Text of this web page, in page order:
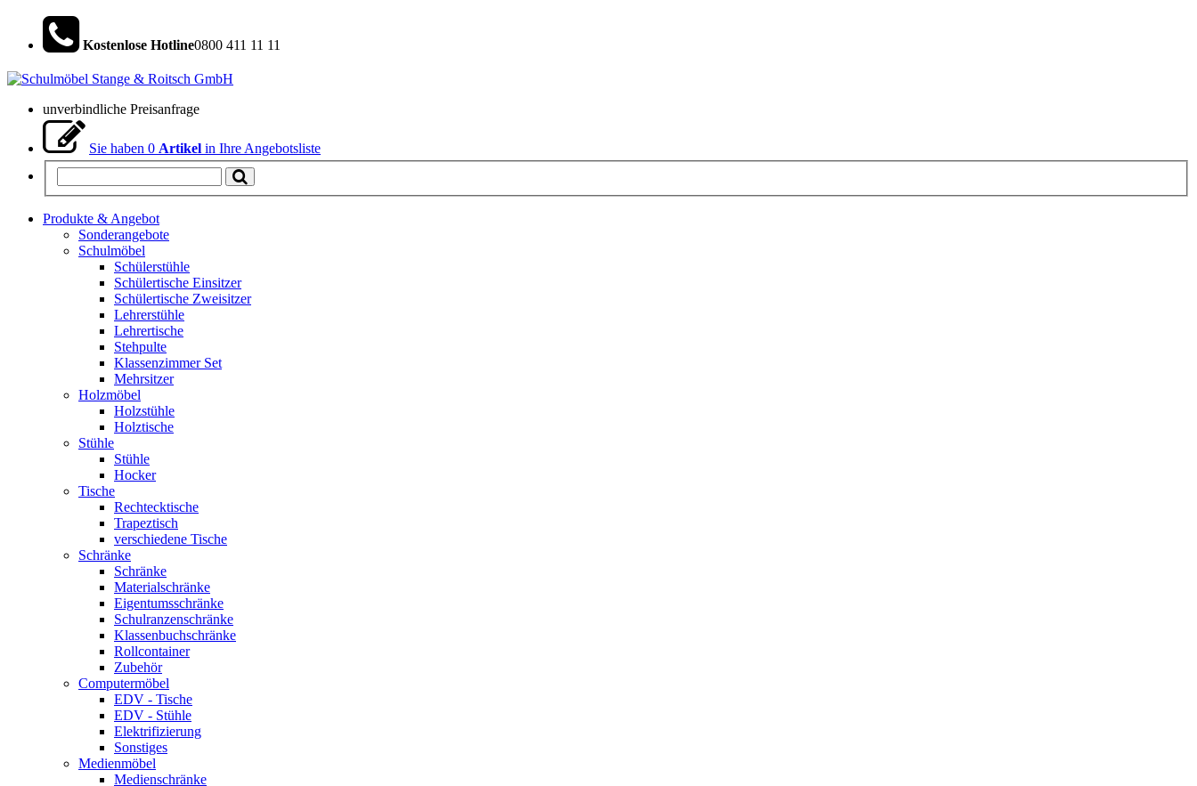
Kostenlose Hotline0800 411 11 11
unverbindliche Preisanfrage
Sie haben 0 Artikel in Ihre Angebotsliste
Produkte & Angebot
Sonderangebote
Schulmöbel
Schülerstühle
Schülertische Einsitzer
Schülertische Zweisitzer
Lehrerstühle
Lehrertische
Stehpulte
Klassenzimmer Set
Mehrsitzer
Holzmöbel
Holzstühle
Holztische
Stühle
Stühle
Hocker
Tische
Rechtecktische
Trapeztisch
verschiedene Tische
Schränke
Schränke
Materialschränke
Eigentumsschränke
Schulranzenschränke
Klassenbuchschränke
Rollcontainer
Zubehör
Computermöbel
EDV - Tische
EDV - Stühle
Elektrifizierung
Sonstiges
Medienmöbel
Medienschränke